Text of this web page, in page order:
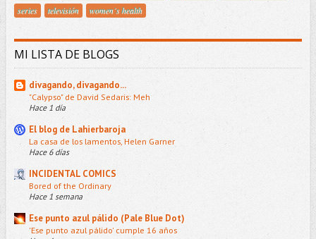
series
televisión women´s health
MI LISTA DE BLOGS
divagando, divagando...
"Calypso" de David Sedaris: Meh
Hace 1 día
El blog de Lahierbaroja
La casa de los lamentos, Helen Garner
Hace 6 días
INCIDENTAL COMICS
Bored of the Ordinary
Hace 1 semana
Ese punto azul pálido (Pale Blue Dot)
'Ese punto azul pálido' cumple 16 años